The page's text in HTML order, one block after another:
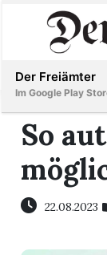
Immobilien
So
22.08.2023
Der Freiämter
Im Google Play